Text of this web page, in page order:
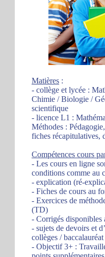
Matières :
- collège et lycée :
Chimie / Biologie /
scientifique
- licence L1 :
Méthodes :
fiches récapitulatives,
Compétences cours
- Les cours en ligne
conditions comme au
- explication (ré-
- Fiches de cours au
- Exercices de
(TD)
- Corrigés
- sujets de devoirs et
collèges /
- Objectif 3+ :